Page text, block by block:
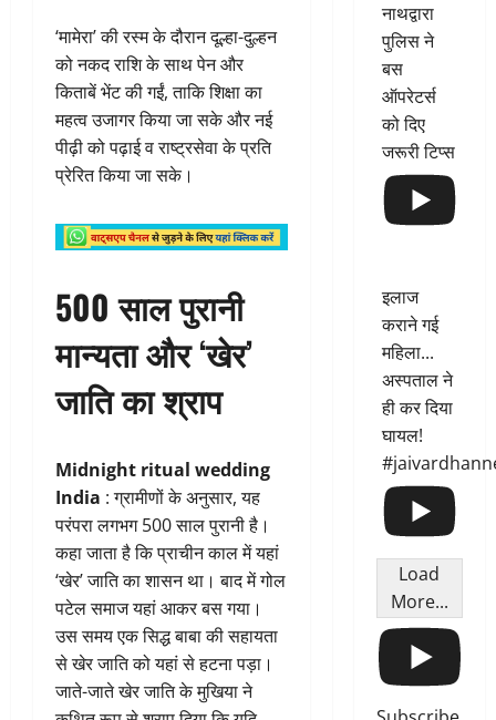
‘मामेरा’ की रस्म के दौरान दूल्हा-दुल्हन
को नकद राशि के साथ पेन और
किताबें भेंट की गईं, ताकि शिक्षा का
महत्व उजागर किया जा सके और नई
पीढ़ी को पढ़ाई व राष्ट्रसेवा के प्रति
प्रेरित किया जा सके।
500 साल पुरानी
मान्यता और ‘खेर’
जाति का श्राप
Midnight ritual wedding
India : ग्रामीणों के अनुसार, यह
परंपरा लगभग 500 साल पुरानी है।
कहा जाता है कि प्राचीन काल में यहां
‘खेर’ जाति का शासन था। बाद में गोल
पटेल समाज यहां आकर बस गया।
उस समय एक सिद्ध बाबा की सहायता
से खेर जाति को यहां से हटना पड़ा।
जाते-जाते खेर जाति के मुखिया ने
नाथद्वारा
पुलिस ने
बस
ऑपरेटर्स
को दिए
जरूरी टिप्स
इलाज
कराने गई
महिला...
अस्पताल ने
ही कर दिया
घायल!
Load
More...